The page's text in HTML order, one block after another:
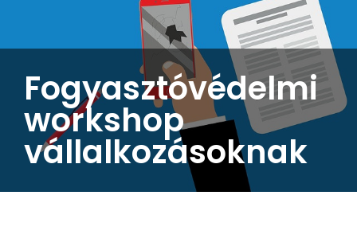
Fogyasztóvédelmi
workshop
vállalkozásoknak